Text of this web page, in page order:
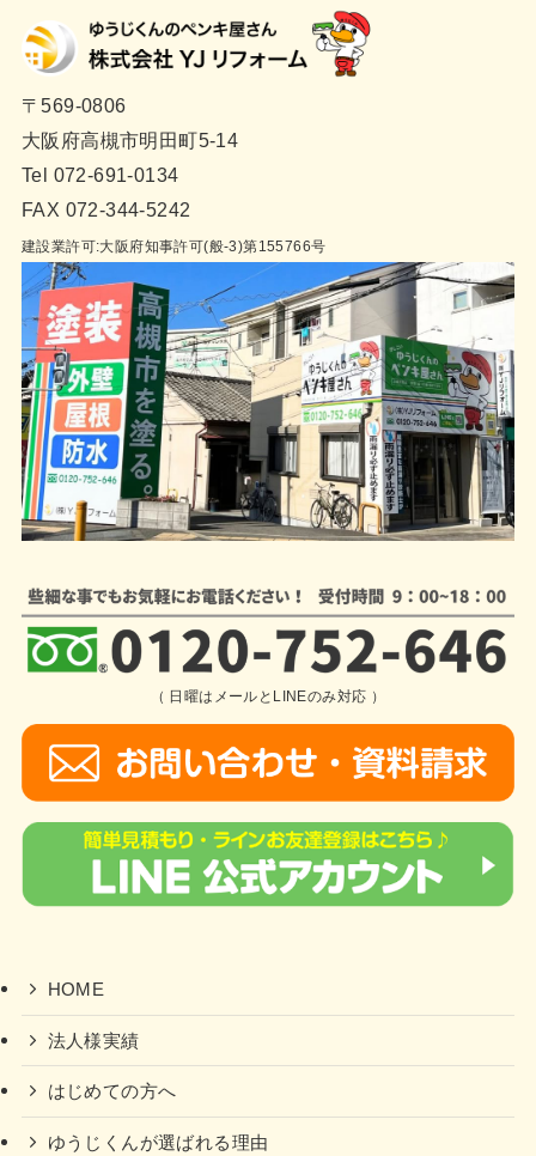
〒569-0806
大阪府高槻市明田町5-14
Tel 072-691-0134
FAX 072-344-5242
建設業許可:大阪府知事許可(般-3)第155766号
（ 日曜はメールとLINEのみ対応 ）
HOME
法人様実績
はじめての方へ
ゆうじくんが選ばれる理由